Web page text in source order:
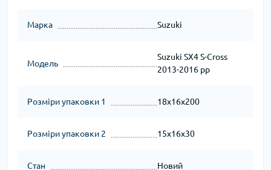
Марка Suzuki
Модель
Suzuki SX4 S-Cross
2013-2016 рр
Розміри упаковки 1 18x16x200
Розміри упаковки 2 15x16x30
Стан Новий